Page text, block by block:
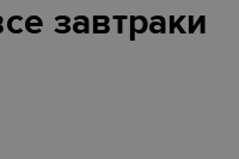
завтраки